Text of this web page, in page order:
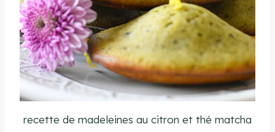
recette de madeleines au citron et thé matcha